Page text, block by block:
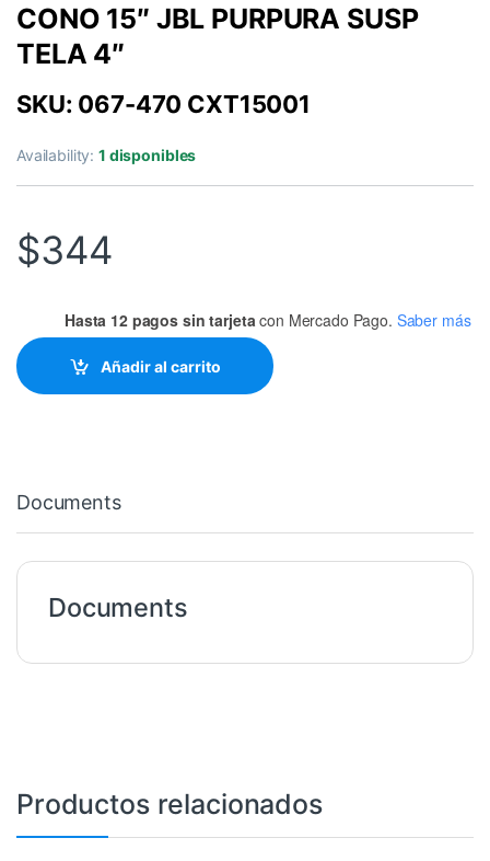
CONO 15″ JBL PURPURA SUSP
TELA 4″
SKU: 067-470 CXT15001
Availability:1 disponibles
$344
Hasta 12 pagos sin tarjeta con Mercado Pago. Saber más
Añadir al carrito
Documents
Documents
Productos relacionados